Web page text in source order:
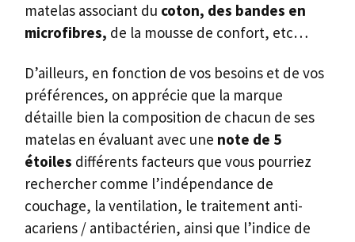
matelas associant du coton, des bandes en
microfibres, de la mousse de confort, etc…
D’ailleurs, en fonction de vos besoins et de vos
préférences, on apprécie que la marque
détaille bien la composition de chacun de ses
matelas en évaluant avec une note de 5
étoiles différents facteurs que vous pourriez
rechercher comme l’indépendance de
couchage, la ventilation, le traitement anti-
acariens / antibactérien, ainsi que l’indice de